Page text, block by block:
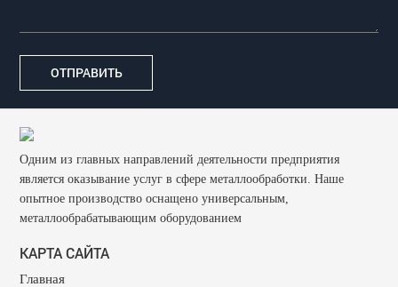
Одним из главных направлений деятельности предприятия
является оказывание услуг в сфере металлообработки. Наше
опытное производство оснащено универсальным,
металлообрабатывающим оборудованием
КАРТА САЙТА
Главная